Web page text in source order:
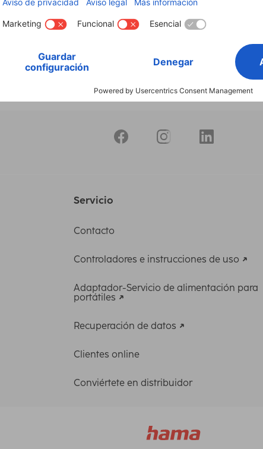
9,99 EUR
Servicio
Contacto
Controladores e instrucciones de uso
Adaptador-Servicio de alimentación para
portátiles
Recuperación de datos
Clientes online
Conviértete en distribuidor